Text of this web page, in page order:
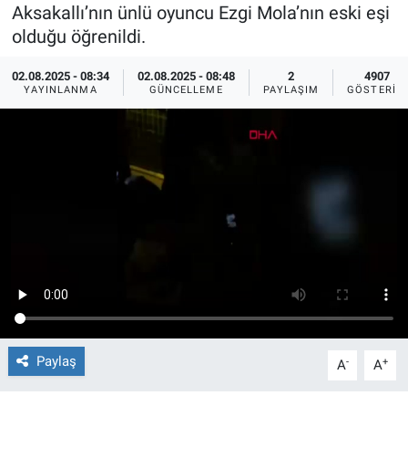
Aksakallı’nın ünlü oyuncu Ezgi Mola’nın eski eşi
olduğu öğrenildi.
02.08.2025 - 08:34
YAYINLANMA
02.08.2025 - 08:48
GÜNCELLEME
2
PAYLAŞIM
4907
GÖSTERIM
Paylaş A- A+
Ege'den Esintiler
Eğitim
Gün Başlıyor
Gün Bitiyor
İletişim